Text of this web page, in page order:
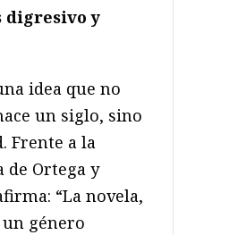
digresivo y
idea que no
un siglo, sino
Frente a la
de Ortega y
“La novela,
género